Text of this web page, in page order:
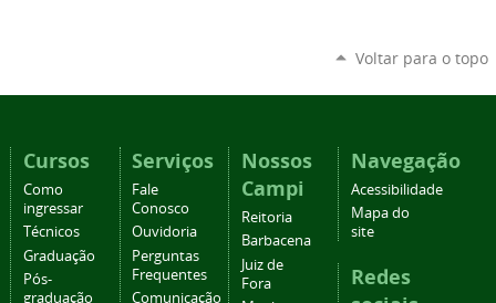
Voltar para o topo
Cursos
Como
ingressar
Técnicos
Graduação
Pós-
graduação
Serviços
Fale
Conosco
Ouvidoria
Perguntas
Frequentes
Comunicação
Nossos
Campi
Reitoria
Barbacena
Juiz de
Fora
Navegação
Acessibilidade
Mapa do
site
Redes